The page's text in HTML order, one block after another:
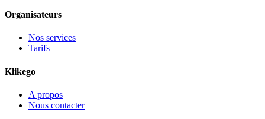
Organisateurs
Nos services
Tarifs
Klikego
A propos
Nous contacter